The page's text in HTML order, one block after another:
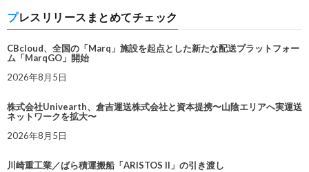
プレスリリースまとめてチェック
CBcloud、全国の「Marq」施設を起点とした新たな配送プラットフォー
ム「MarqGO」開始
2026年8月5日
株式会社Univearth、倉吉運送株式会社と資本提携〜山陰エリアへ実運送
ネットワークを拡大〜
2026年8月5日
川崎重工業／ばら積運搬船「ARISTOS II」の引き渡し